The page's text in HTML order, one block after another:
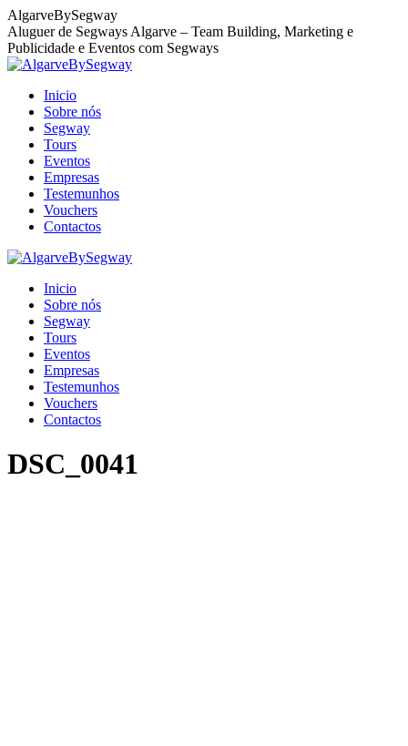
Skip
to
content
AlgarveBySegway
Aluguer de Segways Algarve – Team Building, Marketing e
Publicidade e Eventos com Segways
Inicio
Sobre nós
Segway
Tours
Eventos
Empresas
Testemunhos
Vouchers
Contactos
Facebook
opens
new
window
Behance
opens
new
window
X
opens
new
window
Instagram
opens
new
window
Inicio
Sobre nós
Segway
Tours
Eventos
Empresas
Testemunhos
Vouchers
Contactos
DSC_0041